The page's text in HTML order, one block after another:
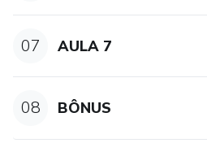
07 AULA 7
08 BÔNUS